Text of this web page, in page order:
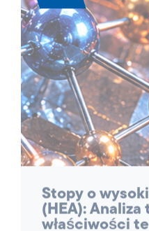
Stopy o wysokiej
uważane za kluczową
wysokowydajnych
energetyce,
względu na swój
skład, wykazują
wytrzymałości,
utlenianie – ale
trudne do